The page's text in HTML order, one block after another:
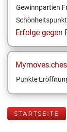
Gewinnpartien
Erfolge gegen
Punkte
STARTSEITE